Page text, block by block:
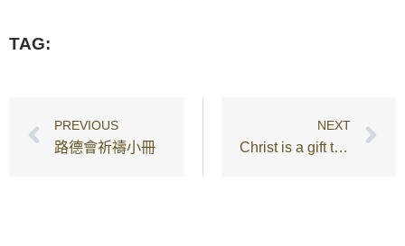
TAG:
PREVIOUS
路德會祈禱小冊
NEXT
Christ is a gift to us